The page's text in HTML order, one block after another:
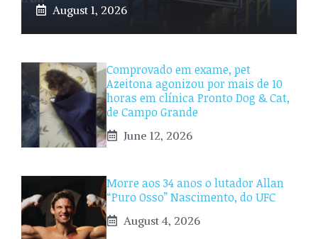
August 1, 2026
Comprovado em exame, pet
Azeitona agonizou por mais de 10
horas em clínica Pronto Dog & Cat,
de Campo Grande
June 12, 2026
Morre aos 34 anos o lutador Allan
“Puro Osso” Nascimento, do UFC
August 4, 2026